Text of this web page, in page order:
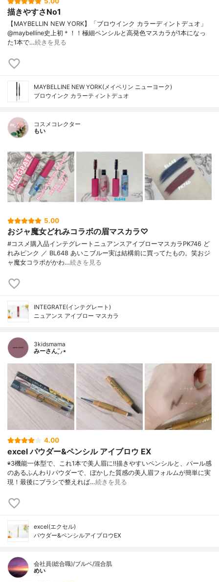
描きやすさNo1
【MAYBELLIN NEW YORK】「ブロウインク カラーディントデュオ」
@maybelline史上初＊！！極細ペンシルと高発色マスカラが1本になっ
た1本で…続きを見る
MAYBELLINE NEW YORK(メイベリン ニューヨーク)
ブロウインク カラーティントデュオ
コスメコレクター
もい
5.00
おジャ魔女どれみコラボの眉マスカラ♡
#コスメ購入品インテグレートニュアンスアイブローマスカラPK746 ど
れみピンク ／ BL648 あいこブルー実は結構前に買ってたもの。笑おジ
ャ魔女コラボがかわ…続きを見る
INTEGRATE(インテグレート)
ニュアンス アイブロー マスカラ
3kidsmama
みーさん¨̮⸝⋆
4.00
excel パウダー&ペンシル アイブロウ EX
◉3機能一体型で、これ1本で美人眉に‼︎描きやすいペンシルと、パール感
のあるふんわりパウダーで、ぼかした質感の美人眉フォルムが簡単に実
現！最後にブラシで整えれば…続きを見る
excel(エクセル)
パウダー&ペンシルアイブロウEX
会社員(総合職)/ブルベ/混合肌
めい